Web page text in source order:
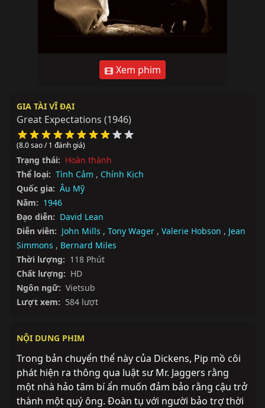
Xem phim
GIA TÀI VĨ ĐẠI
Great Expectations (1946)
(8.0 sao / 1 đánh giá)
Trạng thái: Hoàn thành
Thể loại: Tình Cảm , Chính Kịch
Quốc gia: Âu Mỹ
Năm: 1946
Đạo diễn: David Lean
Diễn viên: John Mills , Tony Wager , Valerie Hobson , Jean
Simmons , Bernard Miles
Thời lượng: 118 Phút
Chất lượng: HD
Ngôn ngữ: Vietsub
Lượt xem: 584 lượt
NỘI DUNG PHIM
Trong bản chuyển thể này của Dickens, Pip mồ côi
phát hiện ra thông qua luật sư Mr. Jaggers rằng
một nhà hảo tâm bí ẩn muốn đảm bảo rằng cậu trở
thành một quý ông. Đoàn tụ với người bảo trợ thời